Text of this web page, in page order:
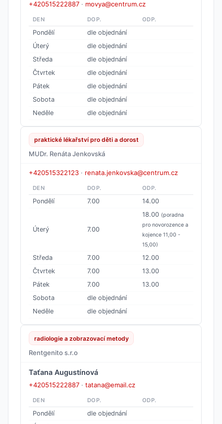
+420515222887 · movya@centrum.cz
DEN DOP. ODP.
Pondělí
dle objednání
Úterý
dle objednání
Středa
dle objednání
Čtvrtek
dle objednání
Pátek
dle objednání
Sobota
dle objednání
Neděle
dle objednání
praktické lékařství pro děti a dorost
MUDr. Renáta Jenkovská
+420515322123 · renata.jenkovska@centrum.cz
DEN DOP. ODP.
Pondělí 7.00 14.00
Úterý 7.00
18.00 (poradna
pro novorozence a
kojence 11,00 -
15,00)
Středa 7.00
12.00
Čtvrtek
7.00
13.00
Pátek
7.00
13.00
Sobota
dle objednání
Neděle
dle objednání
radiologie a zobrazovací metody
Rentgenito s.r.o
Taťana Augustínová
+420515222887 · tatana@email.cz
DEN DOP. ODP.
Pondělí
dle objednání